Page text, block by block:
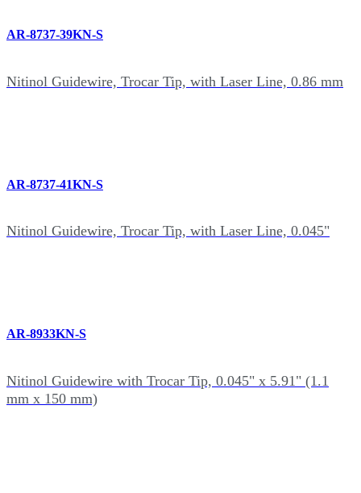
AR-8737-39KN-S
Nitinol Guidewire, Trocar Tip, with Laser Line, 0.86 mm
AR-8737-41KN-S
Nitinol Guidewire, Trocar Tip, with Laser Line, 0.045"
AR-8933KN-S
Nitinol Guidewire with Trocar Tip, 0.045" x 5.91" (1.1
mm x 150 mm)